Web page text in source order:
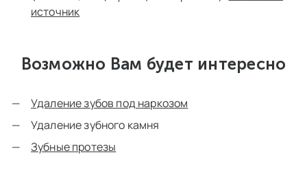
источник
Возможно Вам будет интересно
Удаление зубов под наркозом
Удаление зубного камня
Зубные протезы